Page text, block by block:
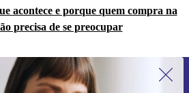
acontece e porque quem compra na
precisa de se preocupar
a nossa newsletter pela